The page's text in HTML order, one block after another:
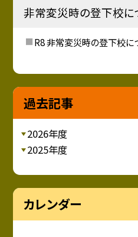
非常変災時の登下校に
R8 非常変災時の登下校に
過去記事
2026年度
2025年度
カレンダー